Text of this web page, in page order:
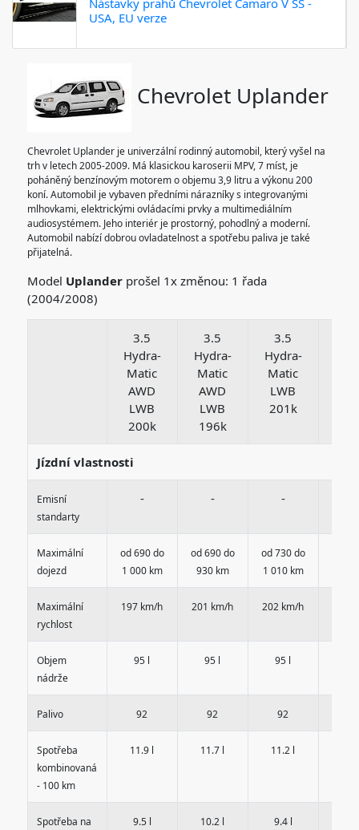
USA, EU verze
Chevrolet Uplander
Chevrolet Uplander je univerzální rodinný automobil, který vyšel na
trh v letech 2005-2009. Má klasickou karoserii MPV, 7 míst, je
poháněný benzínovým motorem o objemu 3,9 litru a výkonu 200
koní. Automobil je vybaven předními nárazníky s integrovanými
mlhovkami, elektrickými ovládacími prvky a multimediálním
audiosystémem. Jeho interiér je prostorný, pohodlný a moderní.
Automobil nabízí dobrou ovladatelnost a spotřebu paliva je také
přijatelná.
Model Uplanderprošel 1x změnou: 1 řada
(2004/2008)
3.5
Hydra-
Matic
AWD
LWB
200k
3.5
Hydra-
Matic
AWD
LWB
196k
3.5
Hydra-
Matic
LWB
201k
Jízdní vlastnosti
Emisní
standarty
- - -
Maximální
dojezd
od 690 do
1 000 km
od 690 do
930 km
od 730 do
1 010 km
Maximální
rychlost
197 km/h 201 km/h 202 km/h
Objem
nádrže
95 l 95 l 95 l
Palivo 92 92 92
Spotřeba
kombinovaná
- 100 km
11.9 l 11.7 l 11.2 l
Spotřeba na
9.5 l 10.2 l 9.4 l